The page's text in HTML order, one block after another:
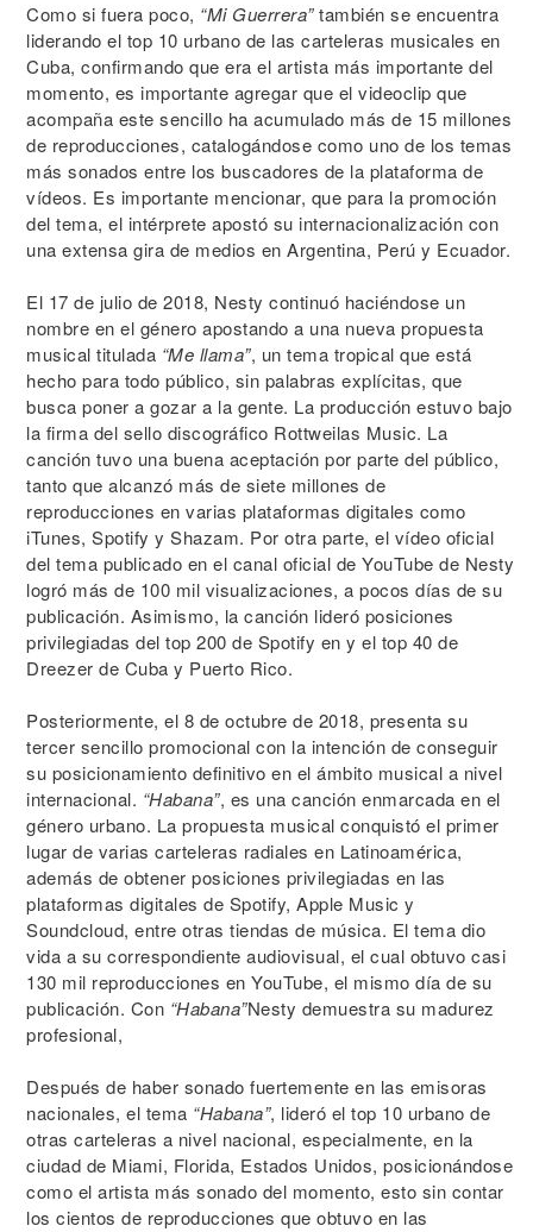
Como si fuera poco, “Mi Guerrera”también se encuentra
liderando el top 10 urbano de las carteleras musicales en
Cuba, confirmando que era el artista más importante del
momento, es importante agregar que el videoclip que
acompaña este sencillo ha acumulado más de 15 millones
de reproducciones, catalogándose como uno de los temas
más sonados entre los buscadores de la plataforma de
vídeos. Es importante mencionar, que para la promoción
del tema, el intérprete apostó su internacionalización con
una extensa gira de medios en Argentina, Perú y Ecuador.
El 17 de julio de 2018, Nesty continuó haciéndose un
nombre en el género apostando a una nueva propuesta
musical titulada “Me llama”, un tema tropical que está
hecho para todo público, sin palabras explícitas, que
busca poner a gozar a la gente. La producción estuvo bajo
la firma del sello discográfico Rottweilas Music. La
canción tuvo una buena aceptación por parte del público,
tanto que alcanzó más de siete millones de
reproducciones en varias plataformas digitales como
iTunes, Spotify y Shazam. Por otra parte, el vídeo oficial
del tema publicado en el canal oficial de YouTube de Nesty
logró más de 100 mil visualizaciones, a pocos días de su
publicación. Asimismo, la canción lideró posiciones
privilegiadas del top 200 de Spotify en y el top 40 de
Dreezer de Cuba y Puerto Rico.
Posteriormente, el 8 de octubre de 2018, presenta su
tercer sencillo promocional con la intención de conseguir
su posicionamiento definitivo en el ámbito musical a nivel
internacional. “Habana”, es una canción enmarcada en el
género urbano. La propuesta musical conquistó el primer
lugar de varias carteleras radiales en Latinoamérica,
además de obtener posiciones privilegiadas en las
plataformas digitales de Spotify, Apple Music y
Soundcloud, entre otras tiendas de música. El tema dio
vida a su correspondiente audiovisual, el cual obtuvo casi
130 mil reproducciones en YouTube, el mismo día de su
publicación. Con “Habana”Nesty demuestra su madurez
profesional,
Después de haber sonado fuertemente en las emisoras
nacionales, el tema “Habana”, lideró el top 10 urbano de
otras carteleras a nivel nacional, especialmente, en la
ciudad de Miami, Florida, Estados Unidos, posicionándose
como el artista más sonado del momento, esto sin contar
los cientos de reproducciones que obtuvo en las